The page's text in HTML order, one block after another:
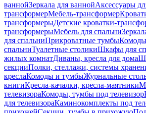
ваннойЗеркала для ваннойАксессуары
трансформерМебель-трансформер
трансформерыДетские кроватки-
трансформерыМебель для спальни
для спальниПрикроватные тумбы
спальниТуалетные столикиШкафы для
жилых комнатДиваны, кресла для дома
секцииПолки, стеллажи, системы
креслаКомоды и тумбыЖурнальные
книгиКресла-качалки, кресла-маятники
телевизораКомоды, тумбы под телевизор
для телевизораКаминокомплекты под